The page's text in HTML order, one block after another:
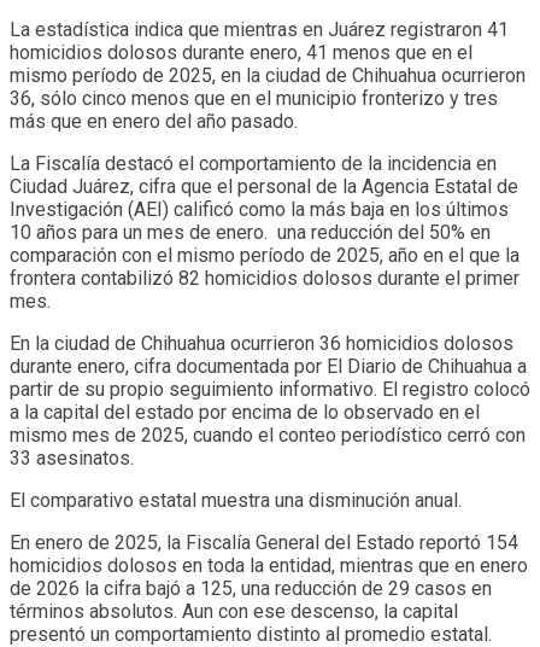
La estadística indica que mientras en Juárez registraron 41
homicidios dolosos durante enero, 41 menos que en el
mismo período de 2025, en la ciudad de Chihuahua ocurrieron
36, sólo cinco menos que en el municipio fronterizo y tres
más que en enero del año pasado.
La Fiscalía destacó el comportamiento de la incidencia en
Ciudad Juárez, cifra que el personal de la Agencia Estatal de
Investigación (AEI) calificó como la más baja en los últimos
10 años para un mes de enero. una reducción del 50% en
comparación con el mismo período de 2025, año en el que la
frontera contabilizó 82 homicidios dolosos durante el primer
mes.
En la ciudad de Chihuahua ocurrieron 36 homicidios dolosos
durante enero, cifra documentada por El Diario de Chihuahua a
partir de su propio seguimiento informativo. El registro colocó
a la capital del estado por encima de lo observado en el
mismo mes de 2025, cuando el conteo periodístico cerró con
33 asesinatos.
El comparativo estatal muestra una disminución anual.
En enero de 2025, la Fiscalía General del Estado reportó 154
homicidios dolosos en toda la entidad, mientras que en enero
de 2026 la cifra bajó a 125, una reducción de 29 casos en
términos absolutos. Aun con ese descenso, la capital
presentó un comportamiento distinto al promedio estatal.